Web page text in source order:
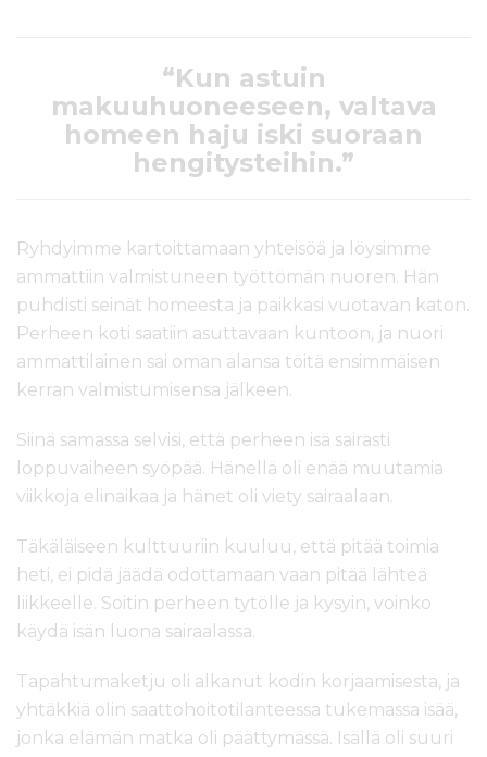
“Kun astuin
makuuhuoneeseen, valtava
homeen haju iski suoraan
hengitysteihin.”
Ryhdyimme kartoittamaan yhteisöä ja löysimme
ammattiin valmistuneen työttömän nuoren. Hän
puhdisti seinät homeesta ja paikkasi vuotavan katon.
Perheen koti saatiin asuttavaan kuntoon, ja nuori
ammattilainen sai oman alansa töitä ensimmäisen
kerran valmistumisensa jälkeen.
Siinä samassa selvisi, että perheen isä sairasti
loppuvaiheen syöpää. Hänellä oli enää muutamia
viikkoja elinaikaa ja hänet oli viety sairaalaan.
Täkäläiseen kulttuuriin kuuluu, että pitää toimia
heti, ei pidä jäädä odottamaan vaan pitää lähteä
liikkeelle. Soitin perheen tytölle ja kysyin, voinko
käydä isän luona sairaalassa.
Tapahtumaketju oli alkanut kodin korjaamisesta, ja
yhtäkkiä olin saattohoitotilanteessa tukemassa isää,
jonka elämän matka oli päättymässä. Isällä oli suuri